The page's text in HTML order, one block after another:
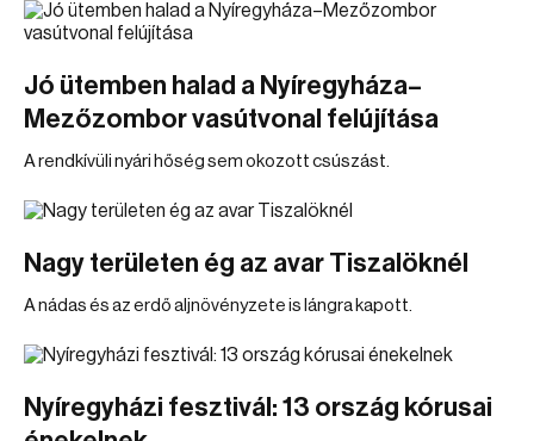
Jó ütemben halad a Nyíregyháza–
Mezőzombor vasútvonal felújítása
A rendkívüli nyári hőség sem okozott csúszást.
Nagy területen ég az avar Tiszalöknél
A nádas és az erdő aljnövényzete is lángra kapott.
Nyíregyházi fesztivál: 13 ország kórusai